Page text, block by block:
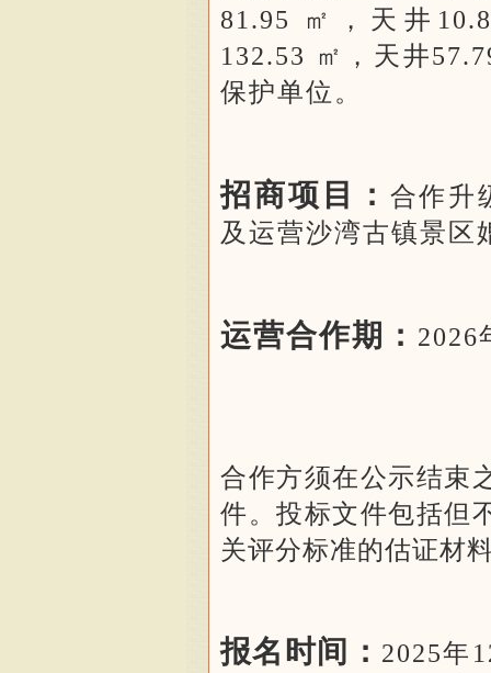
81.95 ㎡，天井
132.53 ㎡，天井
保护单位。
招商项目： 合作升
及运营沙湾古镇景区
运营合作期： 2026
合作方须在公示结束
件。投标文件包括但
关评分标准的估证材
报名时间： 2025年